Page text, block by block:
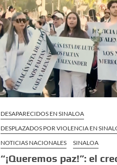
DESAPARECIDOS EN SINALOA
DESPLAZADOS POR VIOLENCIA EN
NOTICIAS NACIONALES
SINALOA
“¡Queremos paz!”: el